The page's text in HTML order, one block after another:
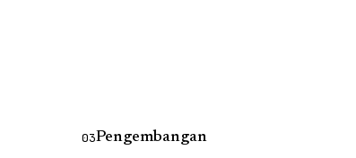
03Pengembangan